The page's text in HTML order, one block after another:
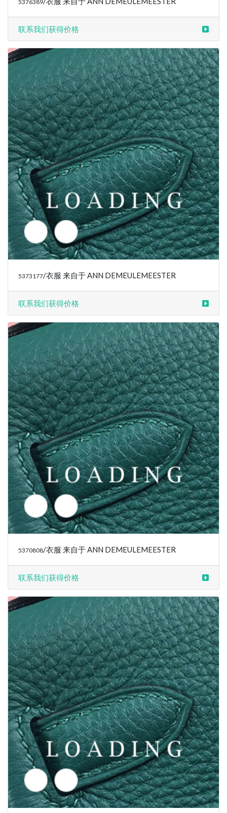
5376389 /衣服 来自于 ANN DEMEULEMEESTER
5373177/衣服 来自于 ANN DEMEULEMEESTER
联系我们获得价格